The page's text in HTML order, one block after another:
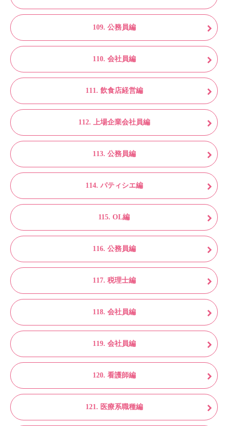
109. 公務員編
110. 会社員編
111. 飲食店経営編
112. 上場企業会社員編
113. 公務員編
114. パティシエ編
115. OL編
116. 公務員編
117. 税理士編
118. 会社員編
119. 会社員編
120. 看護師編
121. 医療系職種編